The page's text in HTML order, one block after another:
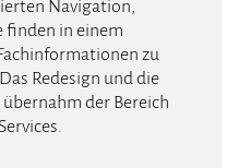
Navigation,
finden in einem
zu
Redesign und die
der Bereich